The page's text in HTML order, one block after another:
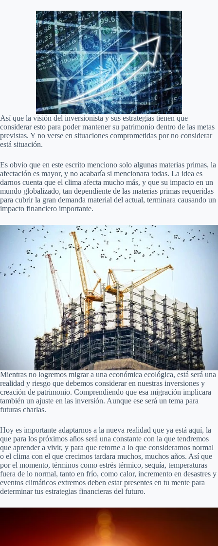
Así que la visión del inversionista y sus estrategias tienen que
considerar esto para poder mantener su patrimonio dentro de las metas
previstas. Y no verse en situaciones comprometidas por no considerar
está situación.
Es obvio que en este escrito menciono solo algunas materias primas, la
afectación es mayor, y no acabaría si mencionara todas. La idea es
darnos cuenta que el clima afecta mucho más, y que su impacto en un
mundo globalizado, tan dependiente de las materias primas requeridas
para cubrir la gran demanda material del actual, terminara causando un
impacto financiero importante.
Mientras no logremos migrar a una económica ecológica, está será una
realidad y riesgo que debemos considerar en nuestras inversiones y
creación de patrimonio. Comprendiendo que esa migración implicara
también un ajuste en las inversión. Aunque ese será un tema para
futuras charlas.
Hoy es importante adaptarnos a la nueva realidad que ya está aquí, la
que para los próximos años será una constante con la que tendremos
que aprender a vivir, y para que retorne a lo que consideramos normal
o el clima con el que crecimos tardara muchos, muchos años. Así que
por el momento, términos como estrés térmico, sequía, temperaturas
fuera de lo normal, tanto en frío, como calor, incremento en desastres y
eventos climáticos extremos deben estar presentes en tu mente para
determinar tus estrategias financieras del futuro.